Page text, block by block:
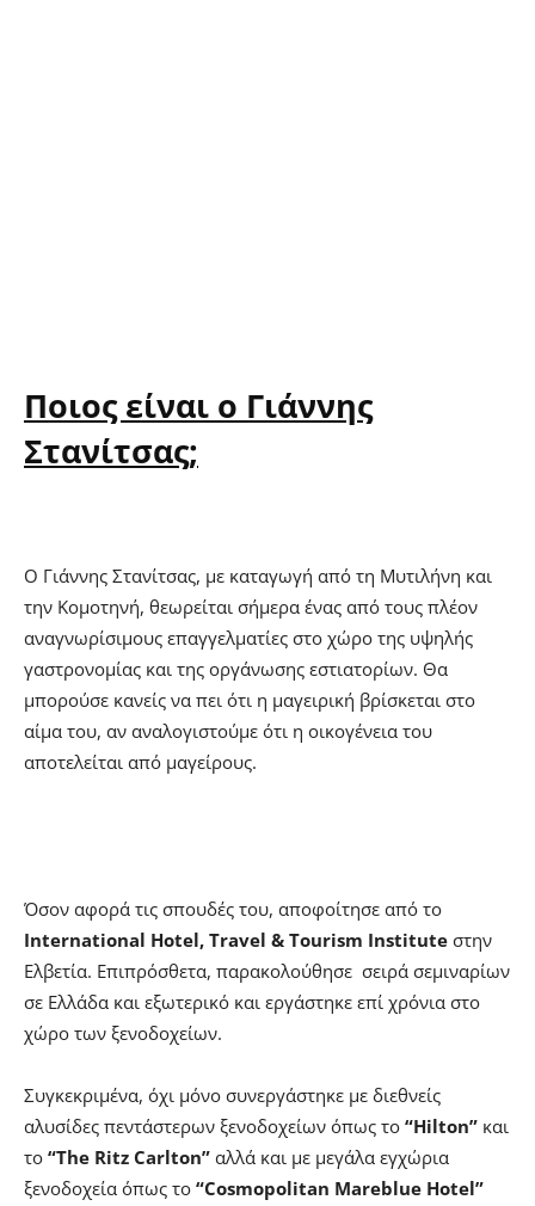
Ποιος είναι ο Γιάννης
Στανίτσας;
Ο Γιάννης Στανίτσας, με καταγωγή από τη Μυτιλήνη και
την Κομοτηνή, θεωρείται σήμερα ένας από τους πλέον
αναγνωρίσιμους επαγγελματίες στο χώρο της υψηλής
γαστρονομίας και της οργάνωσης εστιατορίων. Θα
μπορούσε κανείς να πει ότι η μαγειρική βρίσκεται στο
αίμα του, αν αναλογιστούμε ότι η οικογένεια του
αποτελείται από μαγείρους.
Όσον αφορά τις σπουδές του, αποφοίτησε από το
International Hotel, Travel & Tourism Institute στην
Ελβετία. Επιπρόσθετα, παρακολούθησε σειρά σεμιναρίων
σε Ελλάδα και εξωτερικό και εργάστηκε επί χρόνια στο
χώρο των ξενοδοχείων.
Συγκεκριμένα, όχι μόνο συνεργάστηκε με διεθνείς
αλυσίδες πεντάστερων ξενοδοχείων όπως το “Hilton” και
το “The Ritz Carlton” αλλά και με μεγάλα εγχώρια
ξενοδοχεία όπως το “Cosmopolitan Mareblue Hotel”